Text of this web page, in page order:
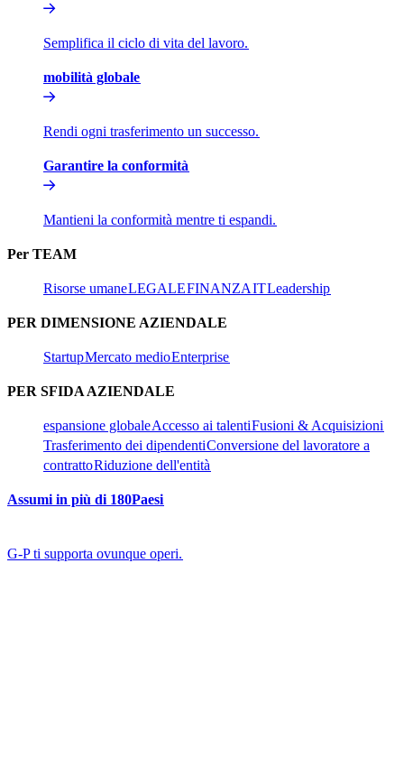
Semplifica il ciclo di vita del lavoro.​​
mobilità globale​​
Rendi ogni trasferimento un successo.​​
Garantire la conformità​​
Mantieni la conformità mentre ti espandi.​​
Per TEAM​​
Risorse umane​​LEGALE​​FINANZA​​IT​​Leadership​​
PER DIMENSIONE AZIENDALE​​
Startup​​Mercato medio​​Enterprise​​
PER SFIDA AZIENDALE​​
espansione globale​​Accesso ai talenti​​Fusioni & Acquisizioni​​
Trasferimento dei dipendenti​​Conversione del lavoratore a
contratto​​Riduzione dell'entità​​
Assumi in più di 180Paesi​​
G-P ti supporta ovunque operi.​​